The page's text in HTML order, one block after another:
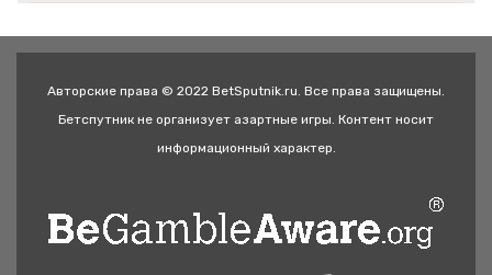
Авторские права © 2022 BetSputnik.ru. Все права защищены.
Бетспутник не организует азартные игры. Контент носит
информационный характер.